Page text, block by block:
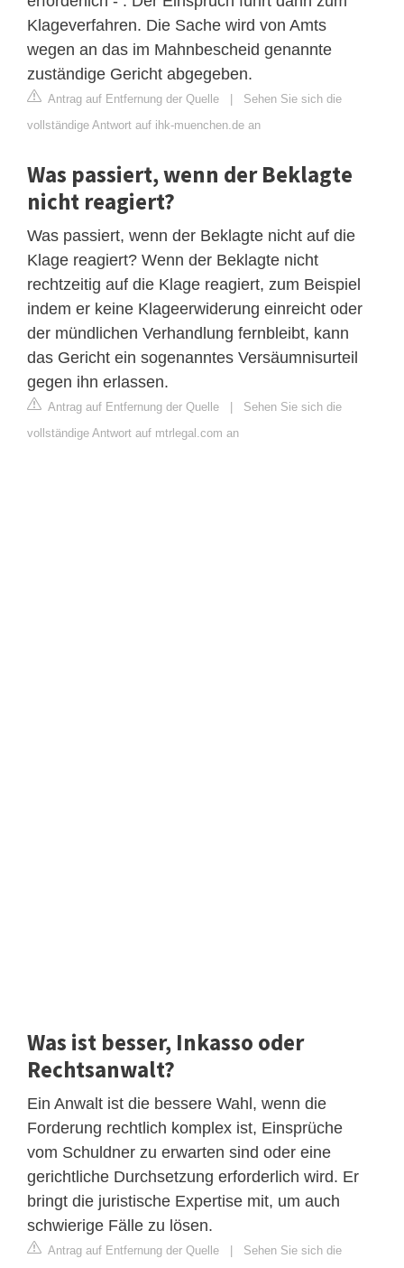
Klageverfahren. Die Sache wird von Amts
wegen an das im Mahnbescheid genannte
zuständige Gericht abgegeben.
Antrag auf Entfernung der Quelle | Sehen Sie sich die
vollständige Antwort auf ihk-muenchen.de an
Was passiert, wenn der Beklagte
nicht reagiert?
Was passiert, wenn der Beklagte nicht auf die
Klage reagiert? Wenn der Beklagte nicht
rechtzeitig auf die Klage reagiert, zum Beispiel
indem er keine Klageerwiderung einreicht oder
der mündlichen Verhandlung fernbleibt, kann
das Gericht ein sogenanntes Versäumnisurteil
gegen ihn erlassen.
Antrag auf Entfernung der Quelle | Sehen Sie sich die
vollständige Antwort auf mtrlegal.com an
Was ist besser, Inkasso oder
Rechtsanwalt?
Ein Anwalt ist die bessere Wahl, wenn die
Forderung rechtlich komplex ist, Einsprüche
vom Schuldner zu erwarten sind oder eine
gerichtliche Durchsetzung erforderlich wird. Er
bringt die juristische Expertise mit, um auch
schwierige Fälle zu lösen.
Antrag auf Entfernung der Quelle | Sehen Sie sich die